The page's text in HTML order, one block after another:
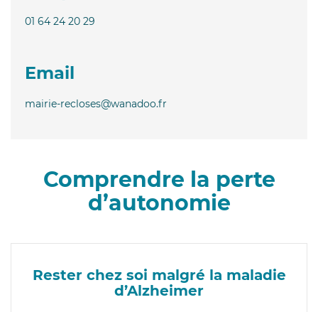
01 64 24 20 29
Email
mairie-recloses@wanadoo.fr
Comprendre la perte
d’autonomie
Rester chez soi malgré la maladie
d’Alzheimer